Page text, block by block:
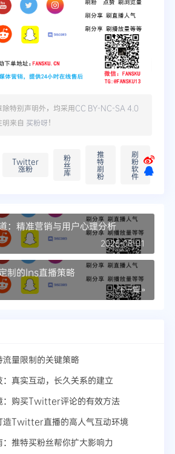
特别声明外，均采用CC BY-NC-SA 4.0
来自 买粉呀！
Twitter
涨粉
粉
丝
库
推
特
刷
粉
刷
粉
软
件
：精准营销与用户心理分析
2025-08-01
制的Ins直播策略
下一篇 »
量限制的关键策略
真实互动，长久关系的建立
：购买Twitter评论的有效方法
造Twitter直播的高人气互动环境
推特买粉丝帮你扩大影响力